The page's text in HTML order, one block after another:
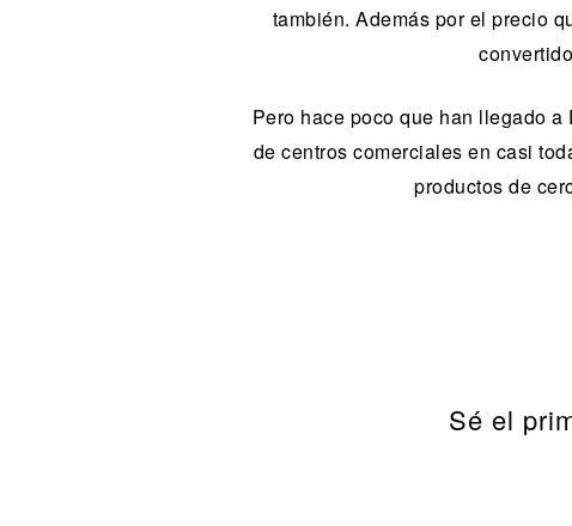
también. Además por el precio
Pero hace poco que han llegado
de centros comerciales en casi
productos de
Sé el